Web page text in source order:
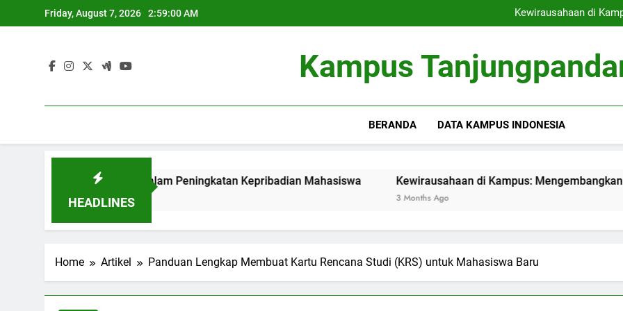
to
Friday, August 7, 2026 2:59:01 AM
Kewirausahaan di
Inovasi Green Campus:
Kewirausahaan di
Inovasi Green Campus:
Kampus
BERANDA DATA KAMPUS INDONESIA
HEADLINES
Kontribusi dalam Peningkatan Kepribadian Mahasiswa Kewirausahaan di Kampus: Mengembangkan Inkubator
Home Artikel Panduan Lengkap Membuat Kartu Rencana Studi (KRS) untuk Mahasiswa Baru